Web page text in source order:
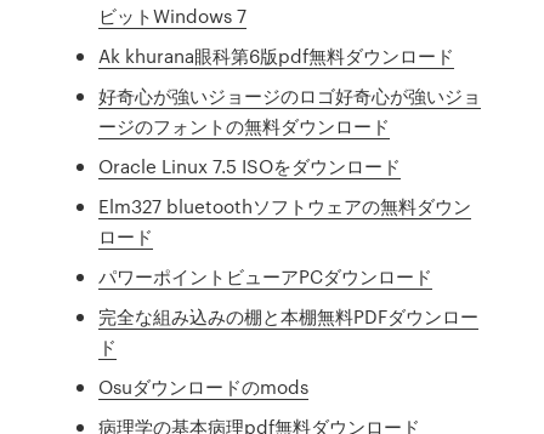
ビットWindows 7
Ak khurana眼科第6版pdf無料ダウンロード
好奇心が強いジョージのロゴ好奇心が強いジョ
ージのフォントの無料ダウンロード
Oracle Linux 7.5 ISOをダウンロード
Elm327 bluetoothソフトウェアの無料ダウン
ロード
パワーポイントビューアPCダウンロード
完全な組み込みの棚と本棚無料PDFダウンロー
ド
Osuダウンロードのmods
病理学の基本病理pdf無料ダウンロード